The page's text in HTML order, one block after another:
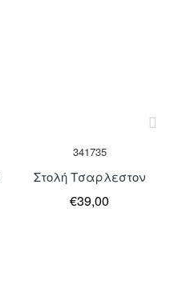
Μη Διαθέσιμο
341735
Στολή Τσαρλεστον
€39,00